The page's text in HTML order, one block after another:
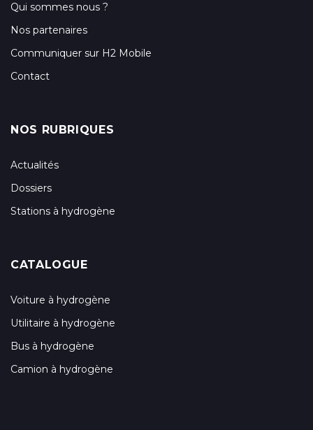
Qui sommes nous ?
Nos partenaires
Communiquer sur H2 Mobile
Contact
NOS RUBRIQUES
Actualités
Dossiers
Stations à hydrogène
CATALOGUE
Voiture à hydrogène
Utilitaire à hydrogène
Bus à hydrogène
Camion à hydrogène